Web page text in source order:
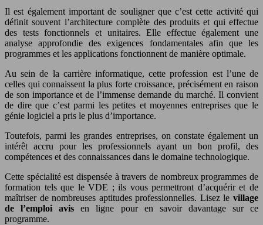
Il est également important de souligner que c’est cette activité qui
définit souvent l’architecture complète des produits et qui effectue
des tests fonctionnels et unitaires. Elle effectue également une
analyse approfondie des exigences fondamentales afin que les
programmes et les applications fonctionnent de manière optimale.
Au sein de la carrière informatique, cette profession est l’une de
celles qui connaissent la plus forte croissance, précisément en raison
de son importance et de l’immense demande du marché. Il convient
de dire que c’est parmi les petites et moyennes entreprises que le
génie logiciel a pris le plus d’importance.
Toutefois, parmi les grandes entreprises, on constate également un
intérêt accru pour les professionnels ayant un bon profil, des
compétences et des connaissances dans le domaine technologique.
Cette spécialité est dispensée à travers de nombreux programmes de
formation tels que le VDE ; ils vous permettront d’acquérir et de
maîtriser de nombreuses aptitudes professionnelles. Lisez le village
de l’emploi avis en ligne pour en savoir davantage sur ce
programme.